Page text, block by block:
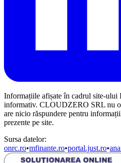
Informațiile afișate în cadrul site-ului
informativ. CLOUDZERO SRL nu
are nicio răspundere pentru
prezente pe site.
Sursa datelor:
onrc.ro•mfinante.ro•portal.just.ro•